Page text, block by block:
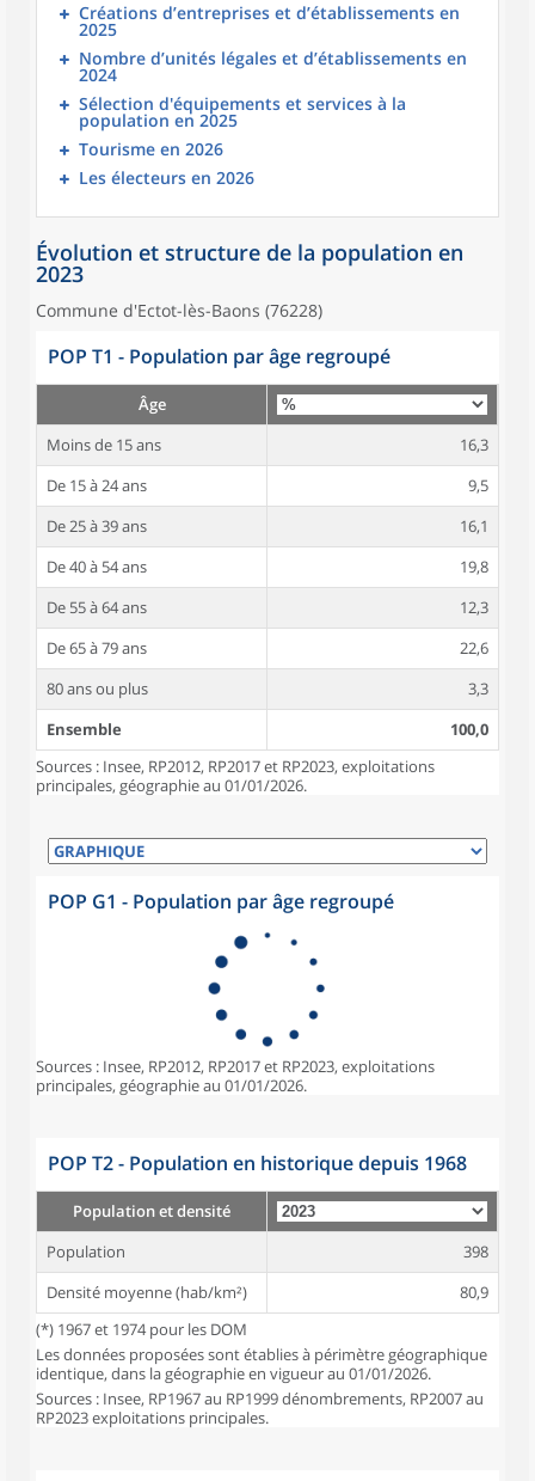
Créations d’entreprises et d’établissements en
2025
Nombre d’unités légales et d’établissements en
2024
Sélection d'équipements et services à la
population en 2025
Tourisme en 2026
Les électeurs en 2026
Évolution et structure de la population en
2023
Commune d'Ectot-lès-Baons (76228)
POP T1 - Population par âge regroupé
Âge
Moins de 15 ans
16,3
De 15 à 24 ans
9,5
De 25 à 39 ans
16,1
De 40 à 54 ans
19,8
De 55 à 64 ans
12,3
De 65 à 79 ans
22,6
80 ans ou plus
3,3
Ensemble
100,0
Sources : Insee, RP2012, RP2017 et RP2023, exploitations
principales, géographie au 01/01/2026.
POP G1 - Population par âge regroupé
Sources : Insee, RP2012, RP2017 et RP2023, exploitations
principales, géographie au 01/01/2026.
POP T2 - Population en historique depuis 1968
Population et densité
Population
398
Densité moyenne (hab/km²)
80,9
(*) 1967 et 1974 pour les DOM
Les données proposées sont établies à périmètre géographique
identique, dans la géographie en vigueur au 01/01/2026.
Sources : Insee, RP1967 au RP1999 dénombrements, RP2007 au
RP2023 exploitations principales.